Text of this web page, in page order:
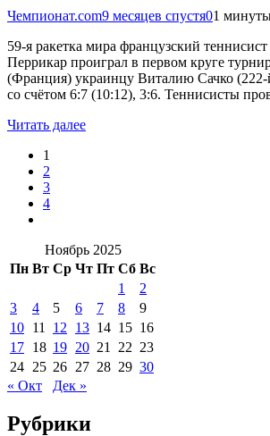
Чемпионат.com9 месяцев спустя01
59-я ракетка мира французский
Перрикар проиграл в первом круге
(Франция) украинцу Виталию Сачко (222-
со счётом 6:7 (10:12), 3:6. Теннисисты
Читать далее
1
2
3
4
Ноябрь 2025
Пн Вт Ср Чт Пт Сб Вс
1
2
3
4 5 6 7 8
9
10 11 12 13 14 15 16
17 18 19 20 21 22 23
24 25 26 27 28 29 30
« Окт
Дек »
Рубрики